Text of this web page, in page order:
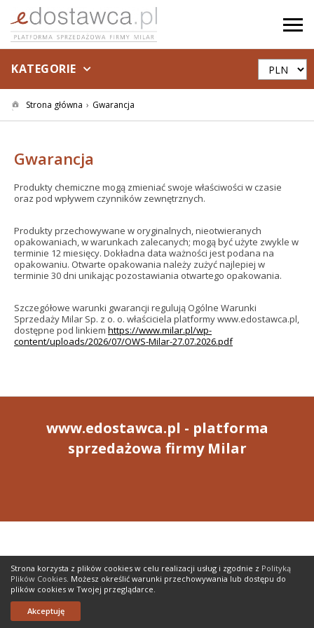
Strona korzysta z plików cookies w celu realizacji usług i zgodnie z Polityką
Plików Cookies. Możesz określić warunki przechowywania lub dostępu do
plików cookies w Twojej przeglądarce.
Akceptuję
KATEGORIE
Strona główna Gwarancja
Gwarancja
Produkty chemiczne mogą zmieniać swoje właściwości w czasie
oraz pod wpływem czynników zewnętrznych.
Produkty przechowywane w oryginalnych, nieotwieranych
opakowaniach, w warunkach zalecanych; mogą być użyte zwykle w
terminie 12 miesięcy. Dokładna data ważności jest podana na
opakowaniu. Otwarte opakowania należy zużyć najlepiej w
terminie 30 dni unikając pozostawiania otwartego opakowania.
Szczegółowe warunki gwarancji regulują Ogólne Warunki
Sprzedaży Milar Sp. z o. o. właściciela platformy www.edostawca.pl,
dostępne pod linkiem https://www.milar.pl/wp-
content/uploads/2026/07/OWS-Milar-27.07.2026.pdf
www.edostawca.pl - platforma
sprzedażowa firmy Milar
Home